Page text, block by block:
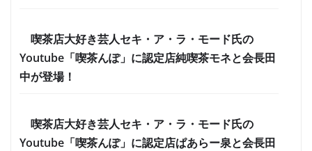
喫茶店大好き芸人セキ・ア・ラ・モード氏の
Youtube「喫茶んぽ」に認定店純喫茶モネと会長田
中が登場！
喫茶店大好き芸人セキ・ア・ラ・モード氏の
Youtube「喫茶んぽ」に認定店ぱあらー泉と会長田